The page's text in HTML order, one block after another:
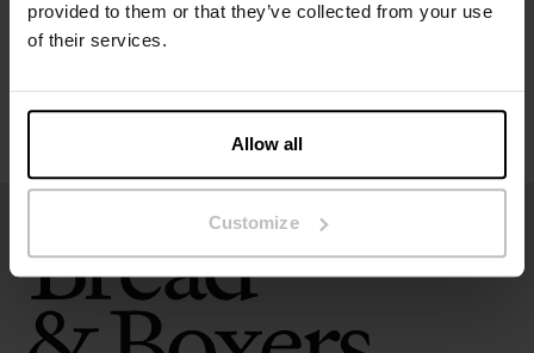
provided to them or that they’ve collected from your use
of their services.
Allow all
Customize
Wasvoorschriften
Beoordelingen